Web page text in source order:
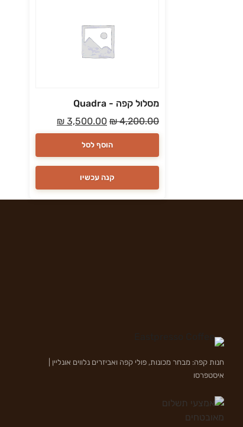
מסלול קפה - Quadra
₪4,200.00
₪ 3,500.00
הוסף לסל
קנה עכשיו
חנות קפה: מבחר מכונות, פולי קפה ואביזרים נלווים אונליין |
איסטפרסו